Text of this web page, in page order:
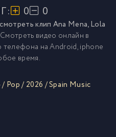
0 0
смотреть клип Ana Mena, Lola
видео онлайн в
телефона на Android, iphone
время.
/ Pop/ 2026 /Spain Music